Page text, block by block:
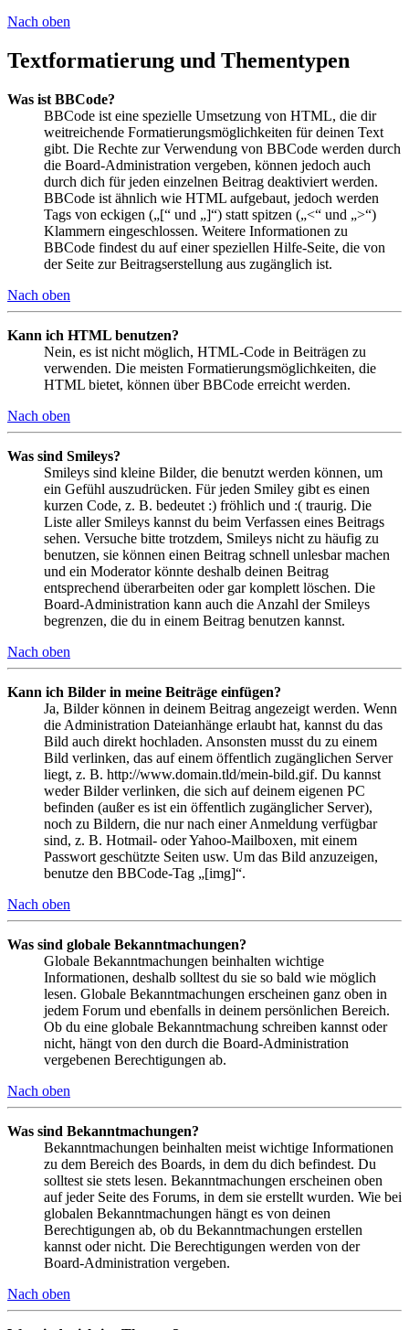
Nach oben
Textformatierung und Thementypen
Was ist BBCode?
BBCode ist eine spezielle Umsetzung von HTML, die dir
weitreichende Formatierungsmöglichkeiten für deinen Text
gibt. Die Rechte zur Verwendung von BBCode werden durch
die Board-Administration vergeben, können jedoch auch
durch dich für jeden einzelnen Beitrag deaktiviert werden.
BBCode ist ähnlich wie HTML aufgebaut, jedoch werden
Tags von eckigen („[“ und „]“) statt spitzen („<“ und „>“)
Klammern eingeschlossen. Weitere Informationen zu
BBCode findest du auf einer speziellen Hilfe-Seite, die von
der Seite zur Beitragserstellung aus zugänglich ist.
Nach oben
Kann ich HTML benutzen?
Nein, es ist nicht möglich, HTML-Code in Beiträgen zu
verwenden. Die meisten Formatierungsmöglichkeiten, die
HTML bietet, können über BBCode erreicht werden.
Nach oben
Was sind Smileys?
Smileys sind kleine Bilder, die benutzt werden können, um
ein Gefühl auszudrücken. Für jeden Smiley gibt es einen
kurzen Code, z. B. bedeutet :) fröhlich und :( traurig. Die
Liste aller Smileys kannst du beim Verfassen eines Beitrags
sehen. Versuche bitte trotzdem, Smileys nicht zu häufig zu
benutzen, sie können einen Beitrag schnell unlesbar machen
und ein Moderator könnte deshalb deinen Beitrag
entsprechend überarbeiten oder gar komplett löschen. Die
Board-Administration kann auch die Anzahl der Smileys
begrenzen, die du in einem Beitrag benutzen kannst.
Nach oben
Kann ich Bilder in meine Beiträge einfügen?
Ja, Bilder können in deinem Beitrag angezeigt werden. Wenn
die Administration Dateianhänge erlaubt hat, kannst du das
Bild auch direkt hochladen. Ansonsten musst du zu einem
Bild verlinken, das auf einem öffentlich zugänglichen Server
liegt, z. B. http://www.domain.tld/mein-bild.gif. Du kannst
weder Bilder verlinken, die sich auf deinem eigenen PC
befinden (außer es ist ein öffentlich zugänglicher Server),
noch zu Bildern, die nur nach einer Anmeldung verfügbar
sind, z. B. Hotmail- oder Yahoo-Mailboxen, mit einem
Passwort geschützte Seiten usw. Um das Bild anzuzeigen,
benutze den BBCode-Tag „[img]“.
Nach oben
Was sind globale Bekanntmachungen?
Globale Bekanntmachungen beinhalten wichtige
Informationen, deshalb solltest du sie so bald wie möglich
lesen. Globale Bekanntmachungen erscheinen ganz oben in
jedem Forum und ebenfalls in deinem persönlichen Bereich.
Ob du eine globale Bekanntmachung schreiben kannst oder
nicht, hängt von den durch die Board-Administration
vergebenen Berechtigungen ab.
Nach oben
Was sind Bekanntmachungen?
Bekanntmachungen beinhalten meist wichtige Informationen
zu dem Bereich des Boards, in dem du dich befindest. Du
solltest sie stets lesen. Bekanntmachungen erscheinen oben
auf jeder Seite des Forums, in dem sie erstellt wurden. Wie bei
globalen Bekanntmachungen hängt es von deinen
Berechtigungen ab, ob du Bekanntmachungen erstellen
kannst oder nicht. Die Berechtigungen werden von der
Board-Administration vergeben.
Nach oben